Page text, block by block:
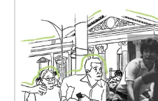
marcado sus presentes. Ubicación y duración de
puntos de audio 1\. Una muerte anunciada
Ubicación: al centro de la
2a avenida sur Duración: 5:46 minutos 2.Todo
mundo vino por su lado Ubicación: esquina de la
avenida Cuscatlán y la 2a